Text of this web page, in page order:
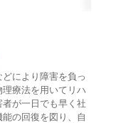
により障害を負っ
療法を用いてリハ
が一日でも早く社
の回復を図り、自